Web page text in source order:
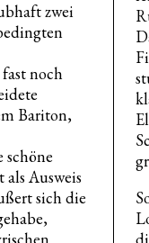
zwei
noch
Bariton,
Ausweis
sich die